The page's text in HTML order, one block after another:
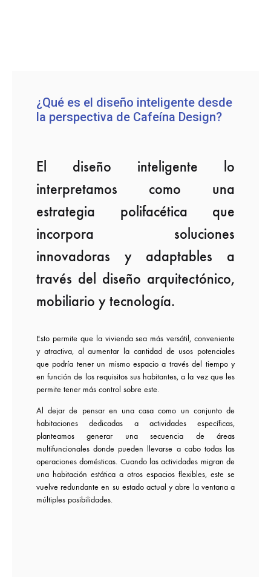
¿Qué es el diseño inteligente desde
la perspectiva de Cafeína Design?
El diseño inteligente lo
interpretamos como una
estrategia polifacética que
incorpora soluciones
innovadoras y adaptables a
través del diseño arquitectónico,
mobiliario y tecnología.
Esto permite que la vivienda sea más versátil, conveniente
y atractiva, al aumentar la cantidad de usos potenciales
que podría tener un mismo espacio a través del tiempo y
en función de los requisitos sus habitantes, a la vez que les
permite tener más control sobre este.
Al dejar de pensar en una casa como un conjunto de
habitaciones dedicadas a actividades específicas,
planteamos generar una secuencia de áreas
multifuncionales donde pueden llevarse a cabo todas las
operaciones domésticas. Cuando las actividades migran de
una habitación estática a otros espacios flexibles, este se
vuelve redundante en su estado actual y abre la ventana a
múltiples posibilidades.